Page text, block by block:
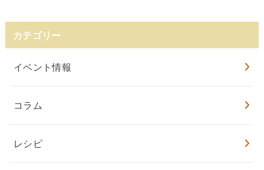
カテゴリー
イベント情報
コラム
レシピ